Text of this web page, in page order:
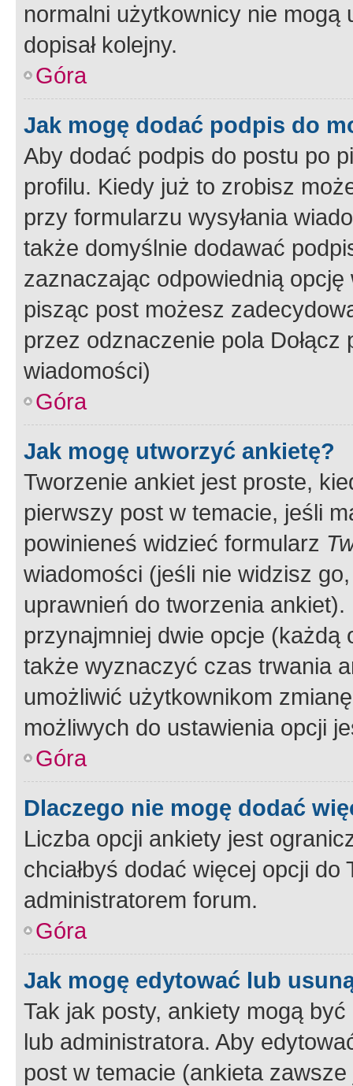
normalni użytkownicy nie
dopisał kolejny.
Góra
Jak mogę dodać podpis do
Aby dodać podpis do postu po
profilu. Kiedy już to zrobisz
przy formularzu wysyłania
także domyślnie dodawać
zaznaczając odpowiednią
pisząc post możesz
przez odznaczenie pola
wiadomości)
Góra
Jak mogę utworzyć ankietę?
Tworzenie ankiet jest proste,
pierwszy post w temacie, jeśli
powinieneś widzieć formularz
wiadomości (jeśli nie widzisz
uprawnień do tworzenia
przynajmniej dwie opcje
także wyznaczyć czas trwania
umożliwić użytkownikom
możliwych do ustawienia opcji
Góra
Dlaczego nie mogę dodać
Liczba opcji ankiety jest
chciałbyś dodać więcej opcji
administratorem forum.
Góra
Jak mogę edytować lub
Tak jak posty, ankiety mogą
lub administratora. Aby
post w temacie (ankieta